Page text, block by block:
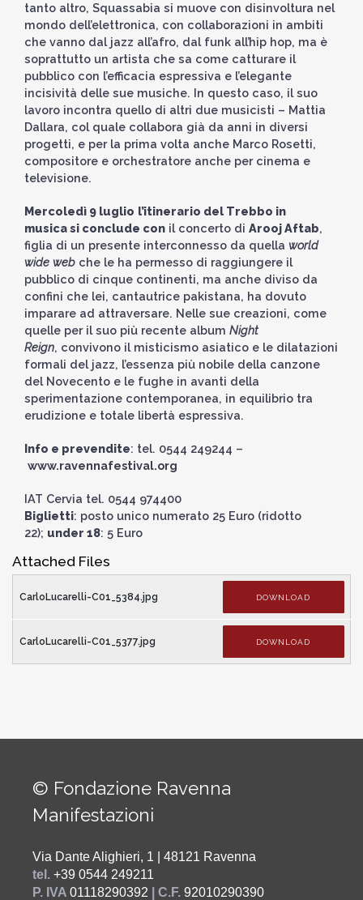
tanto altro, Squassabia si muove con disinvoltura nel
mondo dell’elettronica, con collaborazioni in ambiti
che vanno dal jazz all’afro, dal funk all’hip hop, ma è
soprattutto un artista che sa come catturare il
pubblico con l’efficacia espressiva e l’elegante
incisività delle sue musiche. In questo caso, il suo
lavoro incontra quello di altri due musicisti – Mattia
Dallara, col quale collabora già da anni in diversi
progetti, e per la prima volta anche Marco Rosetti,
compositore e orchestratore anche per cinema e
televisione.
Mercoledì 9 luglio l’itinerario del Trebbo in
musica si conclude con il concerto di Arooj Aftab,
figlia di un presente interconnesso da quella world
wide web che le ha permesso di raggiungere il
pubblico di cinque continenti, ma anche diviso da
confini che lei, cantautrice pakistana, ha dovuto
imparare ad attraversare. Nelle sue creazioni, come
quelle per il suo più recente album Night
Reign, convivono il misticismo asiatico e le dilatazioni
formali del jazz, l’essenza più nobile della canzone
del Novecento e le fughe in avanti della
sperimentazione contemporanea, in equilibrio tra
erudizione e totale libertà espressiva.
Info e prevendite: tel. 0544 249244 –
www.ravennafestival.org
IAT Cervia tel. 0544 974400
Biglietti: posto unico numerato 25 Euro (ridotto
22); under 18: 5 Euro
Attached Files
CarloLucarelli-C01_5384.jpg DOWNLOAD
CarloLucarelli-C01_5377.jpg DOWNLOAD
© Fondazione Ravenna
Manifestazioni
Via Dante Alighieri, 1 | 48121 Ravenna
tel. +39 0544 249211
P. IVA 01118290392 | C.F. 92010290390